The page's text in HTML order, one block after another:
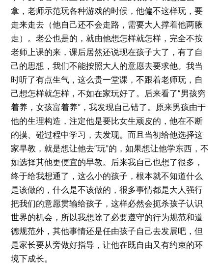
拿，老师示范玩各种游戏的时候，他偏不这样玩，要
走来走去（他自己还不会走路，需要大人撑着他两腋
走）。老公也是的，就由他想怎样就怎样，完全不按
老师上课的来，课后居然还说现在孩子大了，有了自
己的思想，我们不能按照大人的意愿去要求他。我当
时听了有点生气，这么贵一堂课，不跟着老师玩，自
己想怎样就怎样，不如在家玩好了。后来看了“男孩穷
着养，女孩富着养”，我发现自己错了。原来男孩由于
他的生理构造，注定他是要比女生顽皮的，他在不断
的摸、碰过程中学习，去发现。而且当初给他选择这
家早教，就是想让他去“玩”的，如果想让他学东西，不
如选择其他更便宜的早教。后来我自己也想了很多，
终于给我想通了，这么小的孩子，根本就不知道什么
是该做的，什么是不该做的，很多事情都是大人强行
把我们的意愿贯输给孩子，这样必然会扼杀孩子认识
世界的机会，所以我想除了必要遵守的行为规范和道
德规范外，其他事情还是任由孩子自己去发展吧，但
是家长要从旁做好指导，让他在既自由又有约束的环
境下成长。